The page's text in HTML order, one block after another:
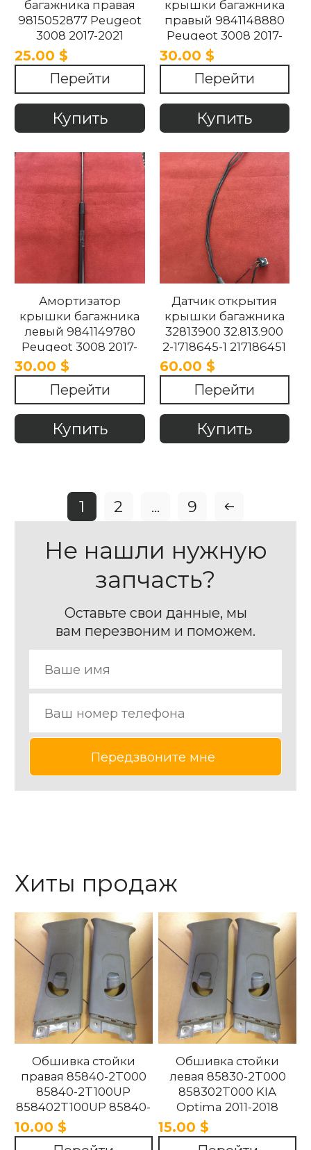
багажника правая
9815052877 Peugeot
3008 2017-2021
25.00 $
Перейти
Купить
крышки багажника
правый 9841148880
Peugeot 3008 2017-
2021
30.00 $
Перейти
Купить
Амортизатор
крышки багажника
левый 9841149780
Peugeot 3008 2017-
2021
30.00 $
Перейти
Купить
Датчик открытия
крышки багажника
32813900 32.813.900
2-1718645-1 217186451
Peugeot 3008 2017-
2021
60.00 $
Перейти
Купить
1 2 ... 9
Не нашли нужную
запчасть?
Оставьте свои данные, мы
вам перезвоним и поможем.
Хиты продаж
Обшивка стойки
правая 85840-2T000
85840-2T100UP
858402T100UP 85840-
2T100UP KIA Optima
2011-2018
10.00 $
Обшивка стойки
левая 85830-2T000
858302T000 KIA
Optima 2011-2018
15.00 $